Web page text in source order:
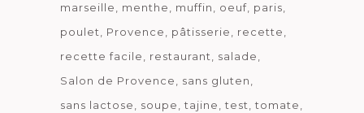
marseille
menthe muffin oeuf paris
poulet
Provence pâtisserie
recette
recette facile
restaurant
salade
Salon de Provence
sans gluten
sans lactose
soupe tajine test tomate